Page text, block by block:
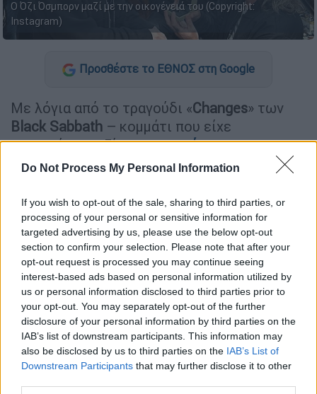
Do Not Process My Personal Information
If you wish to opt-out of the sale, sharing to third parties, or
processing of your personal or sensitive information for
targeted advertising by us, please use the below opt-out
section to confirm your selection. Please note that after your
opt-out request is processed you may continue seeing
interest-based ads based on personal information utilized by
us or personal information disclosed to third parties prior to
your opt-out. You may separately opt-out of the further
disclosure of your personal information by third parties on the
IAB’s list of downstream participants. This information may
also be disclosed by us to third parties on the IAB’s List of
Downstream Participants that may further disclose it to other
Ο Όζι Όσμπορν μαζί με την οικογένειά του (Copyright:
Instagram)
Προσθέστε το ΕΘΝΟΣ στη Google
Με λόγια από το τραγούδι «Changes» των
Black Sabbath – κομμάτι που είχε
ερμηνεύσει μαζί με τονπατέρατης –
επέλεξε ηΚέλι Όσμπορννα εκφράσει τη
(Ozzy Osbourne). «Νιώθω δυστυχισμένη,
είμαι βαθιά λυπημένη. Έχασα τον καλύτερό
μου φίλο» έγραψε χαρακτηριστικά.
ΔΙΑΒΑΣΤΕ ΕΠΙΣΗΣ
Μουσική|24.07.2025 20:01
«Κρατήθηκε με νύχια και με δόντια
για την τελευταία συναυλία»: Τα
πρώτα λόγια του Αϊόμι μετά τον
θάνατο του Όζι